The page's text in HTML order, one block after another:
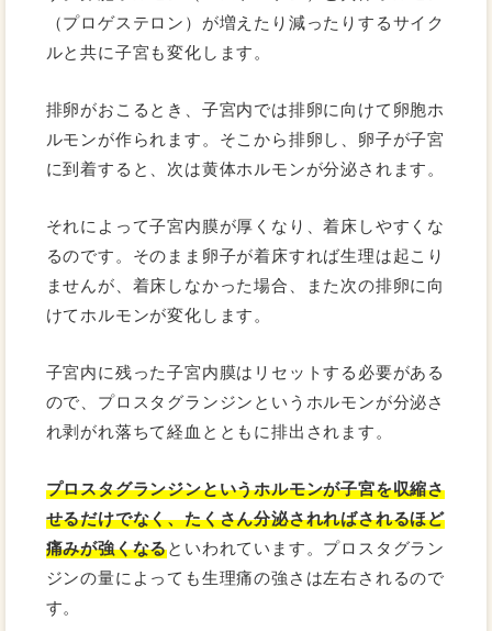
（プロゲステロン）が増えたり減ったりするサイク
ルと共に子宮も変化します。
排卵がおこるとき、子宮内では排卵に向けて卵胞ホ
ルモンが作られます。そこから排卵し、卵子が子宮
に到着すると、次は黄体ホルモンが分泌されます。
それによって子宮内膜が厚くなり、着床しやすくな
るのです。そのまま卵子が着床すれば生理は起こり
ませんが、着床しなかった場合、また次の排卵に向
けてホルモンが変化します。
子宮内に残った子宮内膜はリセットする必要がある
ので、プロスタグランジンというホルモンが分泌さ
れ剥がれ落ちて経血とともに排出されます。
プロスタグランジンというホルモンが子宮を収縮さ
せるだけでなく、たくさん分泌されればされるほど
痛みが強くなるといわれています。プロスタグラン
ジンの量によっても生理痛の強さは左右されるので
す。